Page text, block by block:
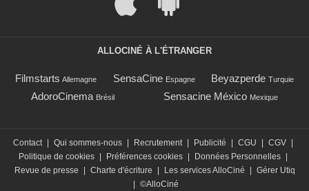
ALLOCINÉ À L'ÉTRANGER
Filmstarts Allemagne SensaCine Espagne Beyazperde Turquie
AdoroCinema Brésil Sensacine México Mexique
Contact Qui sommes-nous Recrutement Publicité CGU CGV
Politique de cookies
Préférences cookies Données Personnelles
Revue de presse
Charte d'écriture Les services AlloCiné
Gérer Utiq
©AlloCiné